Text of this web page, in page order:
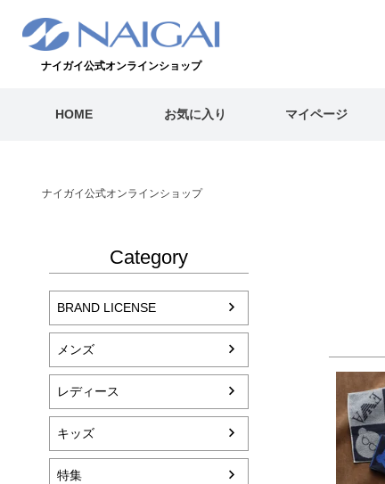
ナイガイ公式オンラインショップ
HOME お気に入り マイページ
ナイガイ公式オンラインショップ
Category
BRAND LICENSE
メンズ
レディース
キッズ
特集